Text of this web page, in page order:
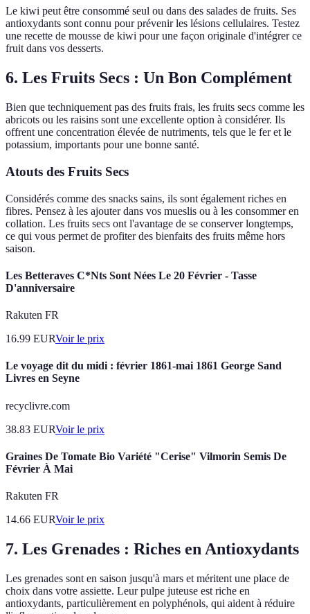
Le kiwi peut être consommé seul ou dans des salades de fruits. Ses
antioxydants sont connu pour prévenir les lésions cellulaires. Testez
une recette de mousse de kiwi pour une façon originale d'intégrer ce
fruit dans vos desserts.
6. Les Fruits Secs : Un Bon Complément
Bien que techniquement pas des fruits frais, les fruits secs comme les
abricots ou les raisins sont une excellente option à considérer. Ils
offrent une concentration élevée de nutriments, tels que le fer et le
potassium, importants pour une bonne santé.
Atouts des Fruits Secs
Considérés comme des snacks sains, ils sont également riches en
fibres. Pensez à les ajouter dans vos mueslis ou à les consommer en
collation. Les fruits secs ont l'avantage de se conserver longtemps,
ce qui vous permet de profiter des bienfaits des fruits même hors
saison.
Les Betteraves C*Nts Sont Nées Le 20 Février - Tasse
D'anniversaire
Rakuten FR
16.99 EURVoir le prix
Le voyage dit du midi : février 1861-mai 1861 George Sand
Livres en Seyne
recyclivre.com
38.83 EURVoir le prix
Graines De Tomate Bio Variété "Cerise" Vilmorin Semis De
Février À Mai
Rakuten FR
14.66 EURVoir le prix
7. Les Grenades : Riches en Antioxydants
Les grenades sont en saison jusqu'à mars et méritent une place de
choix dans votre assiette. Leur pulpe juteuse est riche en
antioxydants, particulièrement en polyphénols, qui aident à réduire